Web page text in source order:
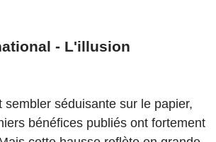
- L'illusion
sembler séduisante sur le papier,
bénéfices publiés ont fortement